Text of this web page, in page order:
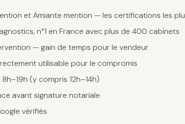
et Amiante mention — les certifications les
n°1 en France avec plus de 400 cabinets
— gain de temps pour le vendeur
utilisable pour le compromis
(y compris 12h–14h)
avant signature notariale
vérifiés